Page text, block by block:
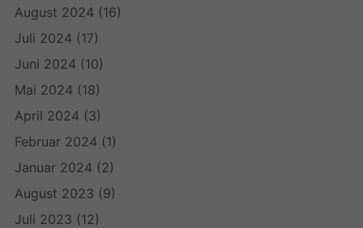
August 2024 (16)
Juli 2024 (17)
Juni 2024 (10)
Mai 2024 (18)
April 2024 (3)
Februar 2024 (1)
Januar 2024 (2)
August 2023 (9)
Juli 2023 (12)